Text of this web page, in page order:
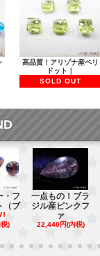
高品質！アリゾナ産ペリ
ドット｜
SOLD OUT
・フ
（ブ
)
一点もの！ブラ
ジル産ピンクフ
ァ
22,440円(内税)